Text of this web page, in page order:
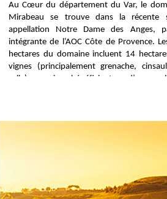
Au Cœur du département du Var, le
Mirabeau se trouve dans la récente
appellation Notre Dame des Anges,
intégrante de l’AOC Côte de Provence.
hectares du domaine incluent 14
vignes (principalement grenache,
rolle) qui bénéficient d’un